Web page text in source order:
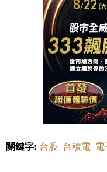
關鍵字: 台股 台積電 電